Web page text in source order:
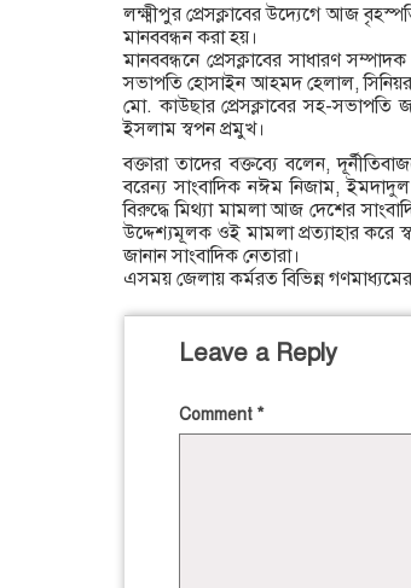
লক্ষ্মীপুর প্রেসক্লাবের উদ্যেগে আজ
মানববন্ধন করা হয়।
মানববন্ধনে প্রেসক্লাবের সাধারণ
সভাপতি হোসাইন আহমদ হেলাল, সিনিয়র
মো. কাউছার প্রেসক্লাবের সহ-
ইসলাম স্বপন প্রমুখ।
বক্তারা তাদের বক্তব্যে বলেন,
বরেন্য সাংবাদিক নঈম নিজাম,
বিরুদ্ধে মিথ্যা মামলা আজ দেশের
উদ্দেশ্যমূলক ওই মামলা প্রত্যাহার করে
জানান সাংবাদিক নেতারা।
এসময় জেলায় কর্মরত বিভিন্ন
Leave a Reply
Comment *